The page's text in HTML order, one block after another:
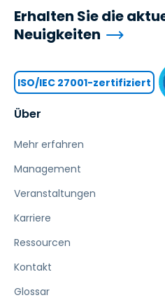
Über
Mehr erfahren
Management
Veranstaltungen
Karriere
Ressourcen
Kontakt
Glossar
Erhalten Sie die
Neuigkeiten
ISO/IEC 27001-zertifiziert